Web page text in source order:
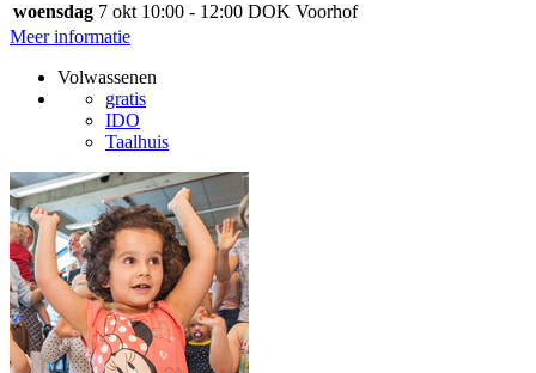
woensdag 7 okt 10:00 - 12:00 DOK Voorhof
Meer informatie
Volwassenen
gratis
IDO
Taalhuis